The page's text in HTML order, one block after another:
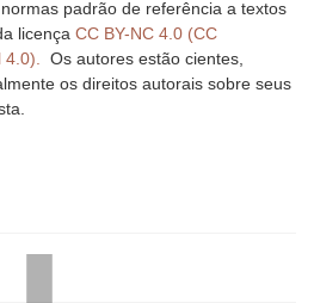
padrão de referência a textos
licença CC BY-NC 4.0 (CC
4.0). Os autores estão cientes,
os direitos autorais sobre seus